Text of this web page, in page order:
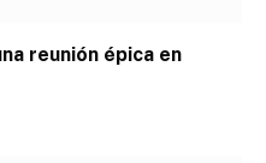
reunión épica en